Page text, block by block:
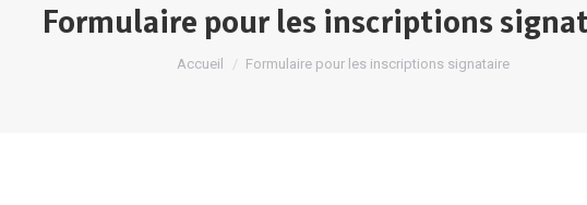
Formulaire pour les inscriptions
Vous êtes ici :
Accueil Formulaire pour les inscriptions signataire